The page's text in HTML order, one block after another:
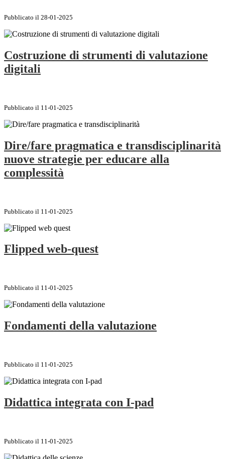
Pubblicato il 28-01-2025
Costruzione di strumenti di valutazione
digitali
Pubblicato il 11-01-2025
Dire/fare pragmatica e transdisciplinarità
nuove strategie per educare alla
complessità
Pubblicato il 11-01-2025
Flipped web-quest
Pubblicato il 11-01-2025
Fondamenti della valutazione
Pubblicato il 11-01-2025
Didattica integrata con I-pad
Pubblicato il 11-01-2025